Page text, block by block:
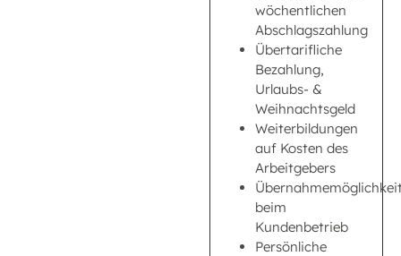
wöchentlichen
Abschlagszahlung
Übertarifliche
Bezahlung,
Urlaubs- &
Weihnachtsgeld
Weiterbildungen
auf Kosten des
Arbeitgebers
beim
Kundenbetrieb
Persönliche